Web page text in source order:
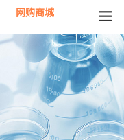
网购商城